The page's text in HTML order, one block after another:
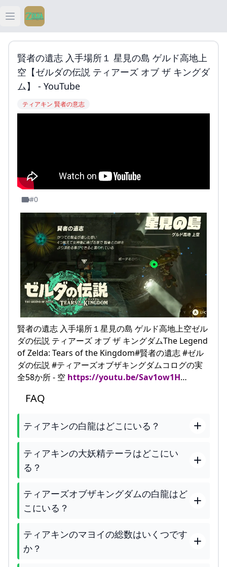
Open main menu
ティアキン
ティアキン 祠
賢者の遺志 入手場所１ 星見の島 ゲルド高地上
空【ゼルダの伝説 ティアーズ オブ ザ キングダ
ム】 - YouTube
ティアキン 賢者の意志
#0
賢者の遺志 入手場所１星見の島 ゲルド高地上空ゼル
ダの伝説 ティアーズ オブ ザ キングダムThe Legend
of Zelda: Tears of the Kingdom#賢者の遺志 #ゼル
ダの伝説 #ティアーズオブザキングダムコログの実
全58か所 - 空 https://youtu.be/Sav1ow1H…
FAQ
ティアキンの白龍はどこにいる？
ティアキンの大妖精テーラはどこにい
る？
ティアーズオブザキングダムの白龍はど
こにいる？
ティアキンのマヨイの総数はいくつです
か？